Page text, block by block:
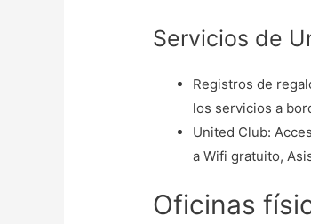
Servicios de
Registros de
los servicios a
United Club:
a Wifi gratuito,
Oficinas